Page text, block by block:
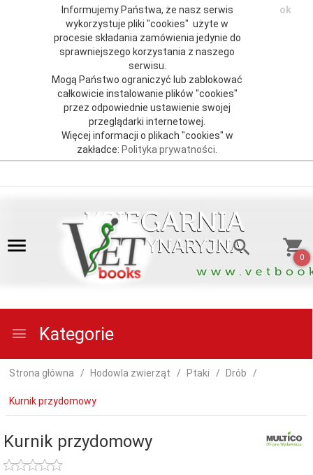
Informujemy Państwa, że nasz serwis
wykorzystuje pliki "cookies" użyte w
procesie składania zamówienia jedynie do
sprawniejszego korzystania z naszego
serwisu.
Mogą Państwo ograniczyć lub zablokować
całkowicie instalowanie plików "cookies"
przez odpowiednie ustawienie swojej
przeglądarki internetowej.
Więcej informacji o plikach "cookies" w
zakładce: Polityka prywatności.
ok
0
Kategorie
Strona główna Hodowla zwierząt Ptaki Drób
Kurnik przydomowy
Kurnik przydomowy